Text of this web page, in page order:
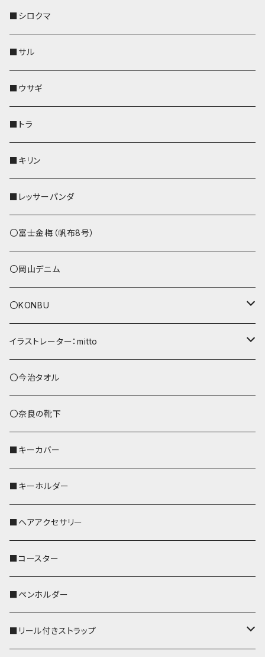
その他
財布
靴下・ミニタオル
その他
財布
その他
財布
靴下・ミニタオル
その他
ペットボトルホルダー
ペンホルダー
靴下・ミニタオル
財布
その他
AppleWatchバンド
財布
その他
名刺入れ・カードケース
AppleWatchバンド
財布
IDカードケース
ペットボトルホルダー
その他
リール付きストラップ
リールのみ
ストラップ付
AppleWatchバンド
メガネケース
財布
リール付きストラップ
リールのみ
ストラップ付
ペットボトルホルダー
キーケース
ペンホルダー
AppleWatchバンド
L字ファスナー財布
その他
名刺入れ
財布
Apple Watchバンド
■シロクマ
■サル
■ウサギ
■トラ
■キリン
■レッサーパンダ
〇富士金梅（帆布8号）
〇岡山デニム
〇KONBU
ショルダーバッグ
あずまバッグ
トートバッグ（L）
バッグインバッグ
イラストレーター：mitto
シマエナガ
ハシビロコウ
オカメインコ
歌うオカメちゃん
おかめ３兄弟
セキセイインコ
文鳥
鹿
ペンギン
〇今治タオル
〇奈良の靴下
■キーカバー
■キーホルダー
■ヘアアクセサリー
■コースター
■ペンホルダー
■リール付きストラップ